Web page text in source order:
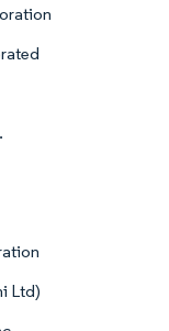
Ltd)